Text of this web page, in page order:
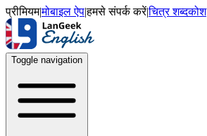
प्रीमियम|मोबाइल ऐप|हमसे संपर्क करें|चित्र शब्दकोश
Toggle navigation